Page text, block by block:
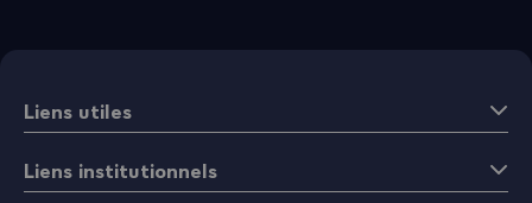
Liens utiles
Liens institutionnels